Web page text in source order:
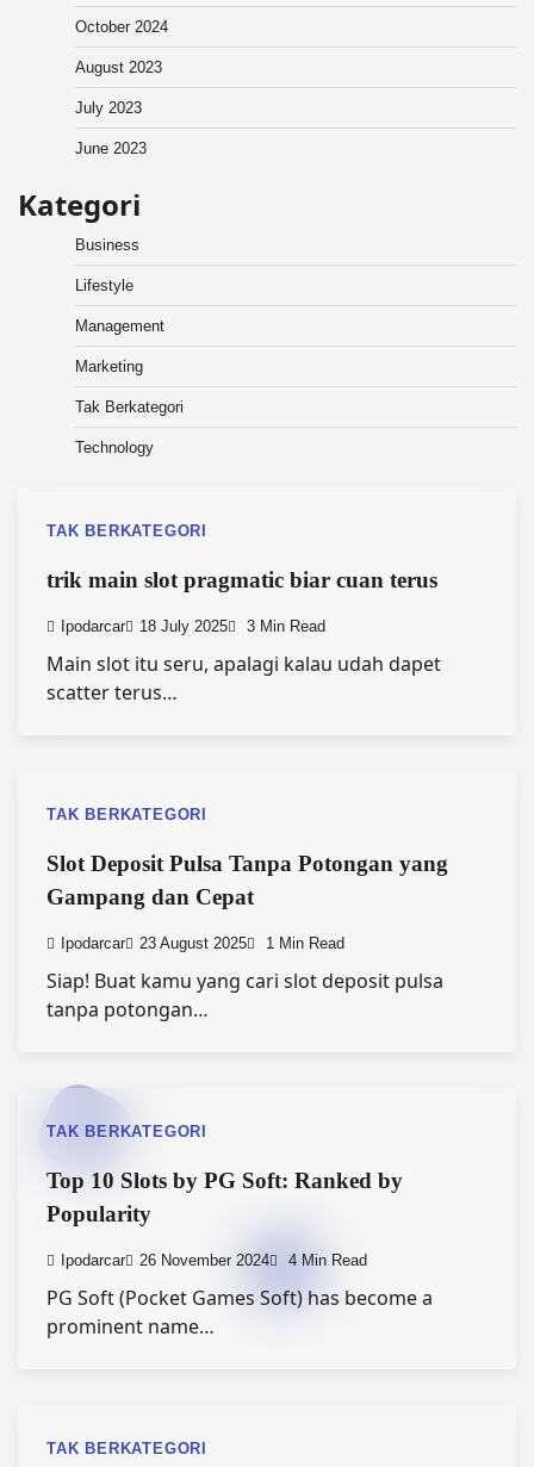
October 2024
August 2023
July 2023
June 2023
Kategori
Business
Lifestyle
Management
Marketing
Tak Berkategori
Technology
TAK BERKATEGORI
trik main slot pragmatic biar cuan terus
Ipodarcar 18 July 2025 3 Min Read
Main slot itu seru, apalagi kalau udah dapet
scatter terus…
TAK BERKATEGORI
Slot Deposit Pulsa Tanpa Potongan yang
Gampang dan Cepat
Ipodarcar 23 August 2025 1 Min Read
Siap! Buat kamu yang cari slot deposit pulsa
tanpa potongan…
TAK BERKATEGORI
Top 10 Slots by PG Soft: Ranked by
Popularity
Ipodarcar 26 November 2024 4 Min Read
PG Soft (Pocket Games Soft) has become a
prominent name…
TAK BERKATEGORI